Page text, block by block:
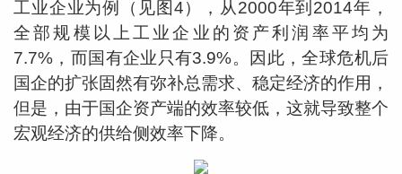
工业企业为例（见图4），从2000年到2014年，
全部规模以上工业企业的资产利润率平均为
7.7%，而国有企业只有3.9%。因此，全球危机后
国企的扩张固然有弥补总需求、稳定经济的作用，
但是，由于国企资产端的效率较低，这就导致整个
宏观经济的供给侧效率下降。